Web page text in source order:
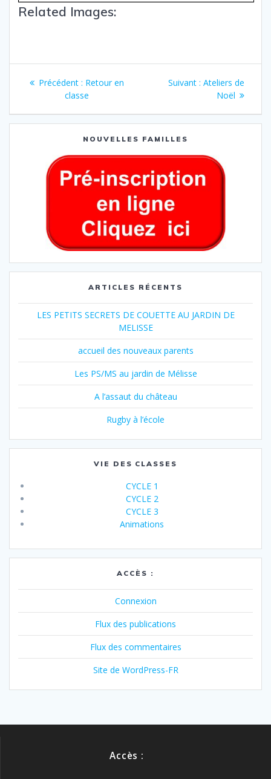
Related Images:
Précédent : Retour en
classe
Suivant : Ateliers de
Noël
NOUVELLES FAMILLES
ARTICLES RÉCENTS
LES PETITS SECRETS DE COUETTE AU JARDIN DE
MELISSE
accueil des nouveaux parents
Les PS/MS au jardin de Mélisse
A l’assaut du château
Rugby à l’école
VIE DES CLASSES
CYCLE 1
CYCLE 2
CYCLE 3
Animations
ACCÈS :
Connexion
Flux des publications
Flux des commentaires
Site de WordPress-FR
Accès :